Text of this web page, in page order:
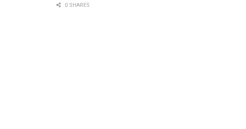
0 SHARES